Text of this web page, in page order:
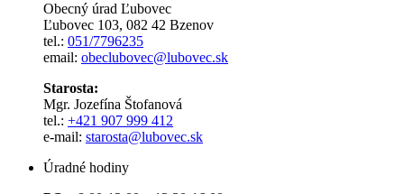
Obecný úrad Ľubovec
Ľubovec 103, 082 42 Bzenov
tel.: 051/7796235
email: obeclubovec@lubovec.sk
Starosta:
Mgr. Jozefína Štofanová
tel.: +421 907 999 412
e-mail: starosta@lubovec.sk
Úradné hodiny